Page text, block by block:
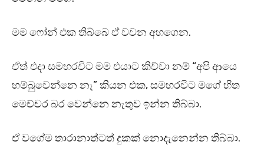
මම ෆෝන් එක තිබ්බෙ ඒ වචන අහගෙන.
ඒත් එදා සමහරවිට මම එයාට කිව්වා නම් “අපි ආයෙ
හම්බුවෙන්නෙ නෑ” කියන එක, සමහරවිට මගේ හිත
මෙච්චර බර වෙන්නෙ නැතුව ඉන්න තිබ්බා.
ඒ වගේම තාරානාත්ටත් දුකක් නොදැනෙන්න තිබ්බා.